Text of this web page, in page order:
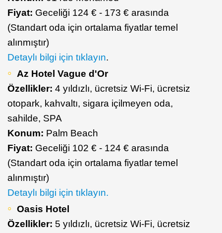
Fiyat: Geceliği 124 € - 173 € arasında
(Standart oda için ortalama fiyatlar temel
alınmıştır)
Detaylı bilgi için tıklayın.
Az Hotel Vague d'Or
Özellikler: 4 yıldızlı, ücretsiz Wi-Fi, ücretsiz
otopark, kahvaltı, sigara içilmeyen oda,
sahilde, SPA
Konum: Palm Beach
Fiyat: Geceliği 102 € - 124 € arasında
(Standart oda için ortalama fiyatlar temel
alınmıştır)
Detaylı bilgi için tıklayın.
Oasis Hotel
Özellikler: 5 yıldızlı, ücretsiz Wi-Fi, ücretsiz